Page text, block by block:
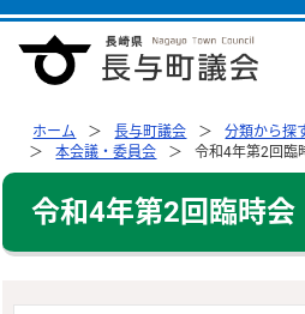
ホーム 長与町議会 分類から探
本会議・委員会
令和4年第2回臨
令和4年第2回臨時会